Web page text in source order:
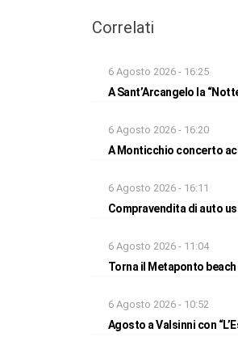
Correlati
6 Agosto 2026 - 16:25
A Sant’Arcangelo la
6 Agosto 2026 - 16:20
A Monticchio concerto
6 Agosto 2026 - 16:11
Compravendita di auto
6 Agosto 2026 - 11:04
Torna il Metaponto beach
6 Agosto 2026 - 10:52
Agosto a Valsinni con